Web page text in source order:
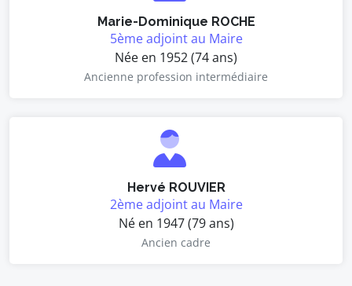
Marie-Dominique ROCHE
5ème adjoint au Maire
Née en 1952 (74 ans)
Ancienne profession intermédiaire
Hervé ROUVIER
2ème adjoint au Maire
Né en 1947 (79 ans)
Ancien cadre